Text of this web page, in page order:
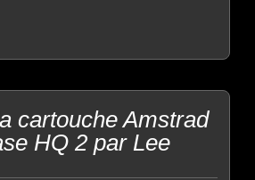
cartouche Amstrad
HQ 2 par Lee